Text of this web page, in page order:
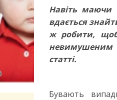
Навіть маючи
вдається
ж робити,
невимушеним
статті.
Бувають